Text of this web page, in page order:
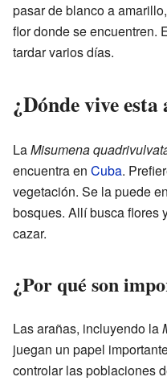
pasar de blanco a
flor donde se encuentren.
tardar varios días.
¿Dónde vive esta
LaMisumena
encuentra en Cuba.
vegetación. Se la puede
bosques. Allí busca flores
cazar.
¿Por qué son
Las arañas, incluyendo la
juegan un papel
controlar las poblaciones